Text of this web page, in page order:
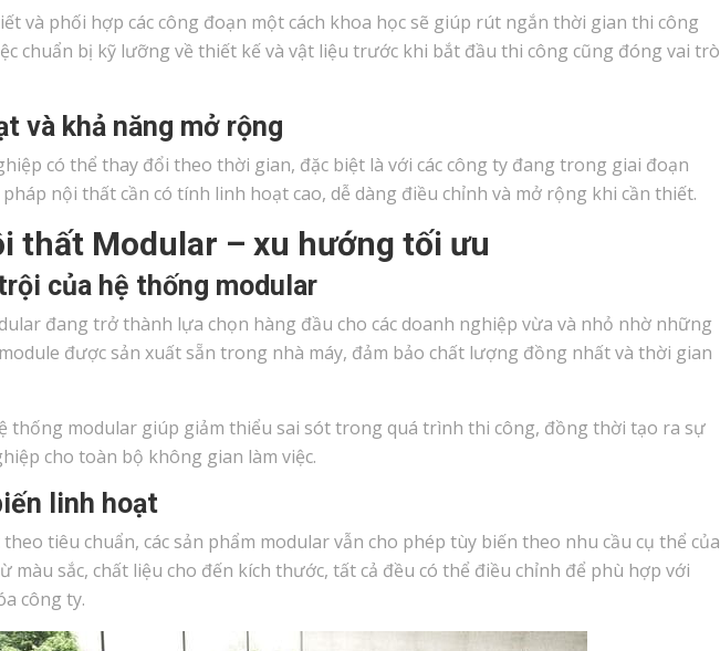
và phối hợp các công đoạn một cách khoa học sẽ giúp rút ngắn thời gian thi công
chuẩn bị kỹ lưỡng về thiết kế và vật liệu trước khi bắt đầu thi công cũng đóng vai trò
và khả năng mở rộng
có thể thay đổi theo thời gian, đặc biệt là với các công ty đang trong giai đoạn
nội thất cần có tính linh hoạt cao, dễ dàng điều chỉnh và mở rộng khi cần thiết.
thất Modular – xu hướng tối ưu
của hệ thống modular
đang trở thành lựa chọn hàng đầu cho các doanh nghiệp vừa và nhỏ nhờ những
được sản xuất sẵn trong nhà máy, đảm bảo chất lượng đồng nhất và thời gian
thống modular giúp giảm thiểu sai sót trong quá trình thi công, đồng thời tạo ra sự
cho toàn bộ không gian làm việc.
linh hoạt
tiêu chuẩn, các sản phẩm modular vẫn cho phép tùy biến theo nhu cầu cụ thể của
màu sắc, chất liệu cho đến kích thước, tất cả đều có thể điều chỉnh để phù hợp với
công ty.